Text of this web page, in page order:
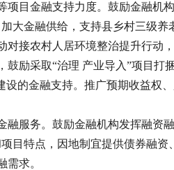
目金融支持力度。鼓励金融
大金融供给，支持县乡村三级养
对接农村人居环境整治提升行
励采取“治理 产业导入”项目
的金融支持。推广预期收益权
融服务。鼓励金融机构发挥融
目特点，因地制宜提供债券融
求。